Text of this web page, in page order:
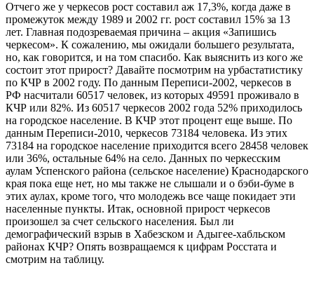
Отчего же у черкесов рост составил аж 17,3%, когда даже в
промежуток между 1989 и 2002 гг. рост составил 15% за 13
лет. Главная подозреваемая причина – акция «Запишись
черкесом». К сожалению, мы ожидали большего результата,
но, как говорится, и на том спасибо. Как выяснить из кого же
состоит этот прирост? Давайте посмотрим на урбастатистику
по КЧР в 2002 году. По данным Переписи-2002, черкесов в
РФ насчитали 60517 человек, из которых 49591 проживало в
КЧР или 82%. Из 60517 черкесов 2002 года 52% приходилось
на городское население. В КЧР этот процент еще выше. По
данным Переписи-2010, черкесов 73184 человека. Из этих
73184 на городское население приходится всего 28458 человек
или 36%, остальные 64% на село. Данных по черкесским
аулам Успенского района (сельское население) Краснодарского
края пока еще нет, но мы также не слышали и о бэби-буме в
этих аулах, кроме того, что молодежь все чаще покидает эти
населенные пункты. Итак, основной прирост черкесов
произошел за счет сельского населения. Был ли
демографический взрыв в Хабезском и Адыгее-хабльском
районах КЧР? Опять возвращаемся к цифрам Росстата и
смотрим на таблицу.